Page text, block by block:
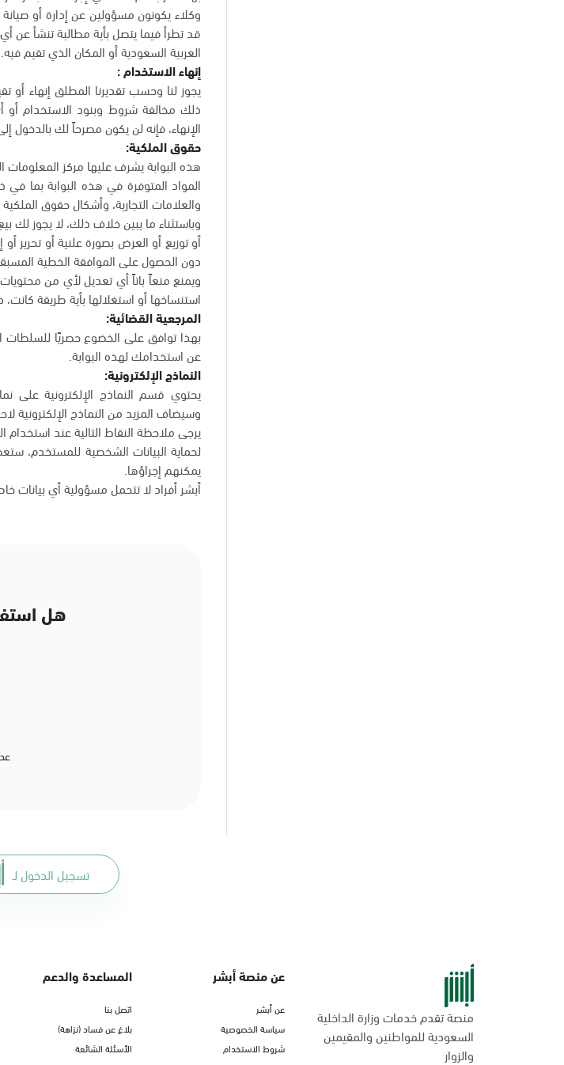
وكلاء يكونون مسؤولين عن إدارة أو
قد تطرأ فيما يتصل بأية مطالبة تنشأ عن
العربية السعودية أو المكان الذي تقيم فيه.
إنهاء الاستخدام :
يجوز لنا وحسب تقديرنا المطلق إنهاء
ذلك مخالفة شروط وبنود الاستخدام أو
الإنهاء، فإنه لن يكون مصرحاً لك بالدخول
حقوق الملكية:
هذه البوابة يشرف عليها مركز المعلومات
المواد المتوفرة في هذه البوابة بما
والعلامات التجارية، وأشكال حقوق
وباستثناء ما يبين خلاف ذلك، لا يجوز لك
أو توزيع أو العرض بصورة علنية أو تحرير
دون الحصول على الموافقة الخطية
ويمنع منعاً باتاً أي تعديل لأي من
استنساخها أو استغلالها بأية طريقة
المرجعية القضائية:
بهذا توافق على الخضوع حصريًا للسلطات
عن استخدامك لهذه البوابة.
النماذج الإلكترونية:
يحتوي قسم النماذج الإلكترونية على
وسيضاف المزيد من النماذج الإلكترونية
يرجى ملاحظة النقاط التالية عند استخدام
لحماية البيانات الشخصية للمستخدم،
يمكنهم إجراؤها.
أبشر أفراد لا تتحمل مسؤولية أي بيانات
هل
عدد
تسجيل الدخول لـ
منصة تقدم خدمات وزارة الداخلية
السعودية للمواطنين والمقيمين
والزوار
عن منصة أبشر
عن أبشر
سياسة الخصوصية
شروط الاستخدام
المساعدة والدعم
اتصل بنا
بلاغ عن فساد (نزاهة)
الأسئلة الشائعة